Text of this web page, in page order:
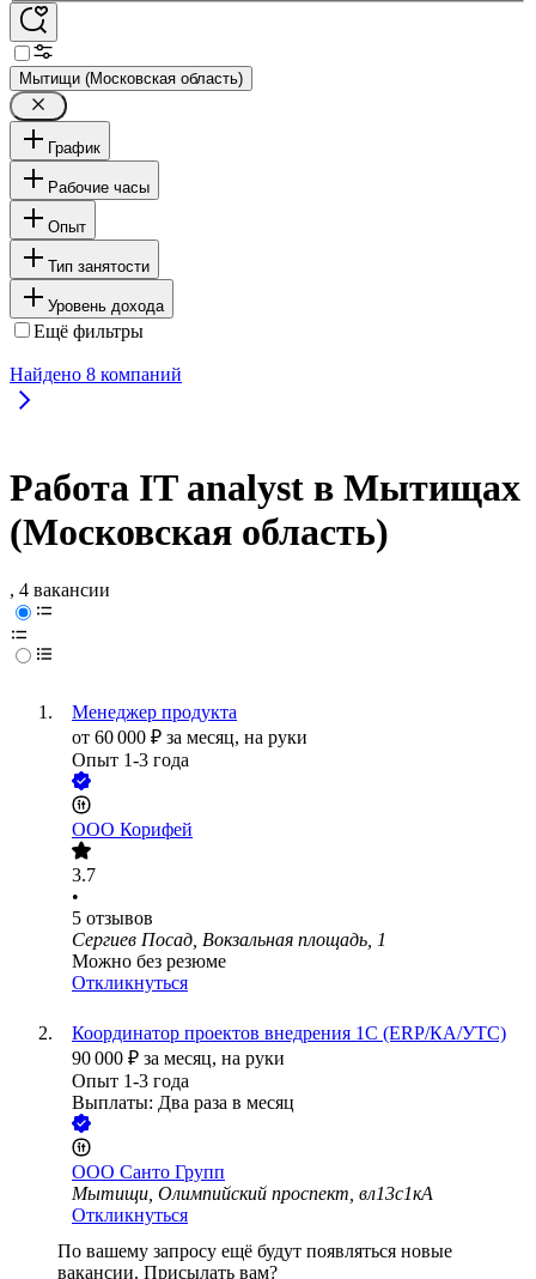
Мытищи (Московская область)
График
Рабочие часы
Опыт
Тип занятости
Уровень дохода
Ещё фильтры
Найдено 8 компаний
Работа IT analyst в Мытищах
(Московская область)
, 4 вакансии
Менеджер продукта
от 60 000 ₽ за месяц, на руки
Опыт 1-3 года
ООО Корифей
3.7
•
5 отзывов
Сергиев Посад, Вокзальная площадь, 1
Можно без резюме
Откликнуться
Координатор проектов внедрения 1С (ERP/КА/УТС)
90 000 ₽ за месяц, на руки
Опыт 1-3 года
Выплаты: Два раза в месяц
ООО Санто Групп
Мытищи, Олимпийский проспект, вл13с1кА
Откликнуться
По вашему запросу ещё будут появляться новые
вакансии. Присылать вам?